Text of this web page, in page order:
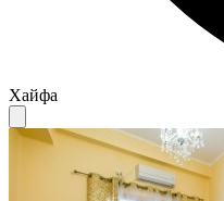
Хайфа